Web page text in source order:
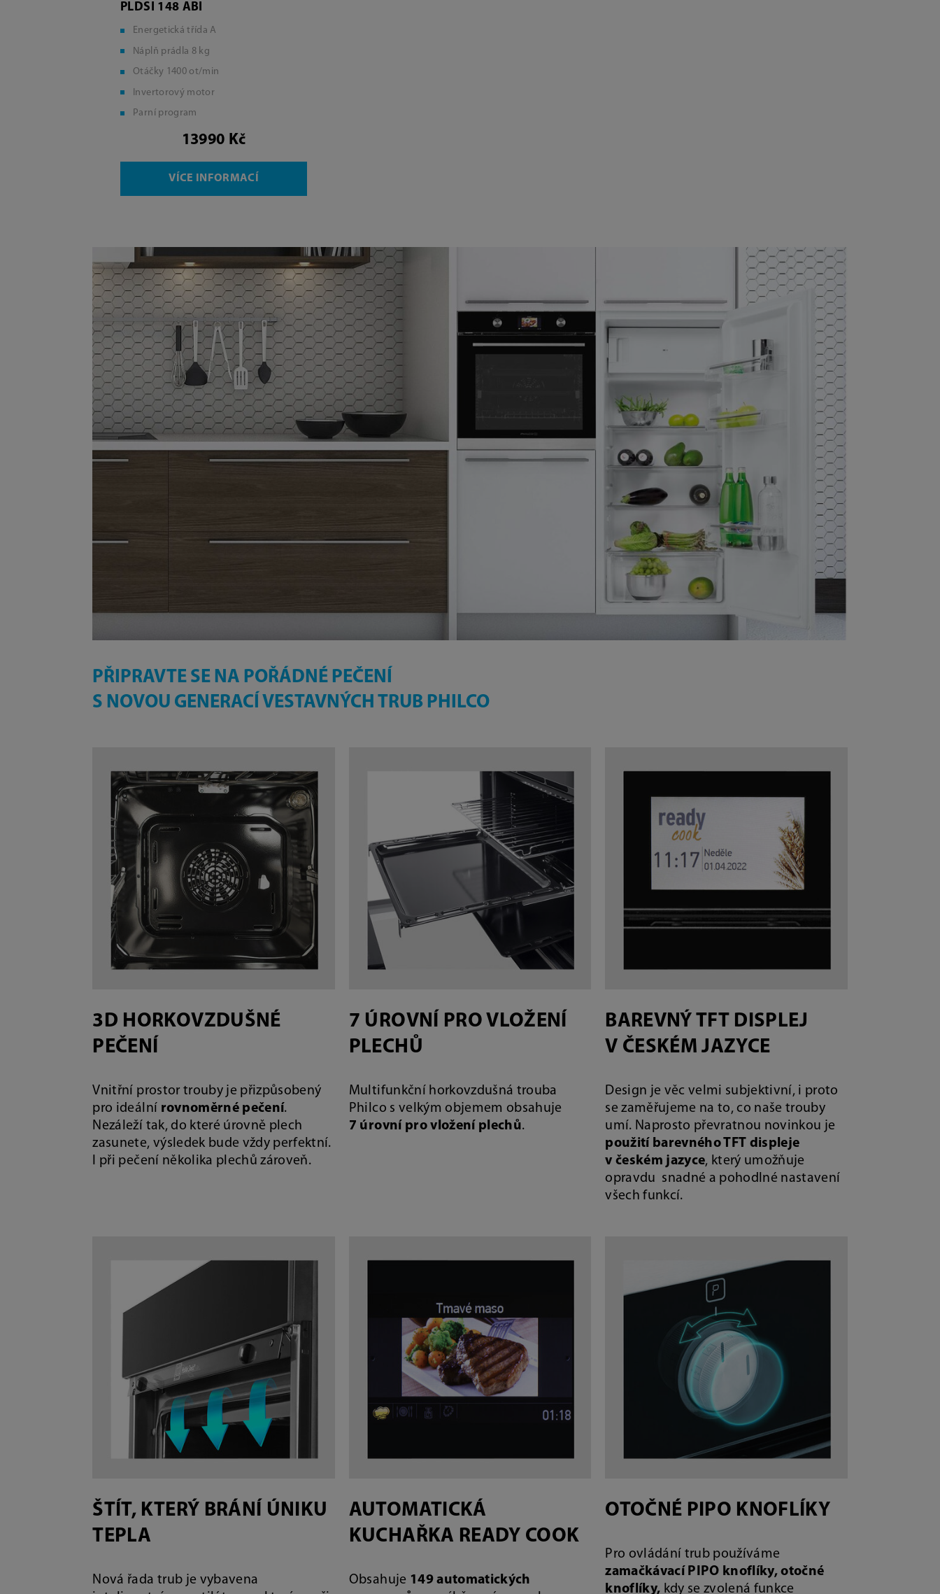
PLDSI 148 ABI
Energetická třída A
Náplň prádla 8 kg
Otáčky 1400 ot/min
Invertorový motor
Parní program
13990 Kč
VÍCE INFORMACÍ
PŘIPRAVTE SE NA POŘÁDNÉ PEČENÍ
S NOVOU GENERACÍ VESTAVNÝCH TRUB PHILCO
3D HORKOVZDUŠNÉ
PEČENÍ
Vnitřní prostor trouby je přizpůsobený
pro ideální rovnoměrné pečení.
Nezáleží tak, do které úrovně plech
zasunete, výsledek bude vždy perfektní.
I při pečení několika plechů zároveň.
7 ÚROVNÍ PRO VLOŽENÍ
PLECHŮ
Multifunkční horkovzdušná trouba
Philco s velkým objemem obsahuje
7 úrovní pro vložení plechů.
BAREVNÝ TFT DISPLEJ
V ČESKÉM JAZYCE
Design je věc velmi subjektivní, i proto
se zaměřujeme na to, co naše trouby
umí. Naprosto převratnou novinkou je
použití barevného TFT displeje
v českém jazyce, který umožňuje
opravdu snadné a pohodlné nastavení
všech funkcí.
ŠTÍT, KTERÝ BRÁNÍ ÚNIKU
TEPLA
Nová řada trub je vybavena
AUTOMATICKÁ
KUCHAŘKA READY COOK
Obsahuje 149 automatických
OTOČNÉ PIPO KNOFLÍKY
Pro ovládání trub používáme
zamačkávací PIPO knoflíky, otočné
knoflíky, kdy se zvolená funkce